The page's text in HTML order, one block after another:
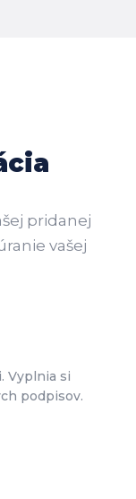
pridanej
vašej
Vyplnia si
podpisov.